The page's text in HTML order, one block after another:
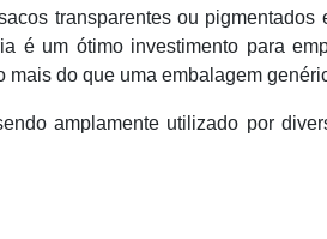
transparentes ou pigmentados
é um ótimo investimento para
do que uma embalagem
amplamente utilizado por